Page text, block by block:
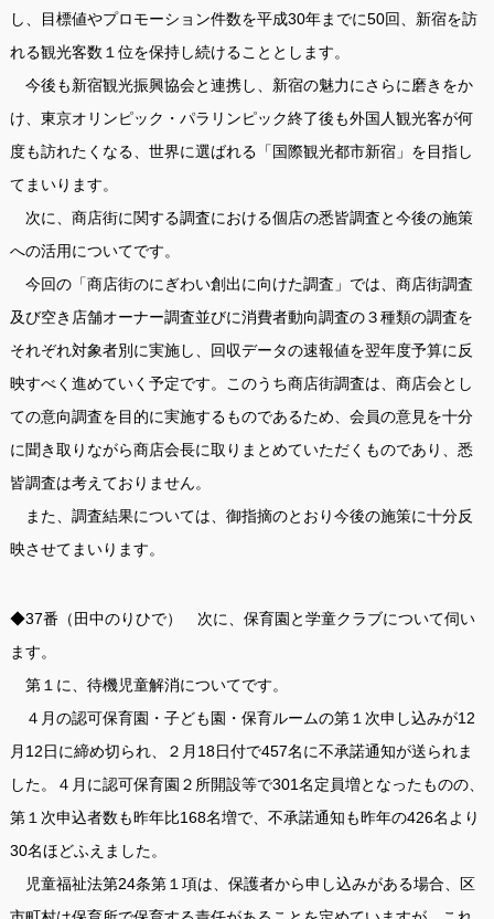
し、目標値やプロモーション件数を平成30年までに50回、新宿を訪
れる観光客数１位を保持し続けることとします。
今後も新宿観光振興協会と連携し、新宿の魅力にさらに磨きをか
け、東京オリンピック・パラリンピック終了後も外国人観光客が何
度も訪れたくなる、世界に選ばれる「国際観光都市新宿」を目指し
てまいります。
次に、商店街に関する調査における個店の悉皆調査と今後の施策
への活用についてです。
今回の「商店街のにぎわい創出に向けた調査」では、商店街調査
及び空き店舗オーナー調査並びに消費者動向調査の３種類の調査を
それぞれ対象者別に実施し、回収データの速報値を翌年度予算に反
映すべく進めていく予定です。このうち商店街調査は、商店会とし
ての意向調査を目的に実施するものであるため、会員の意見を十分
に聞き取りながら商店会長に取りまとめていただくものであり、悉
皆調査は考えておりません。
また、調査結果については、御指摘のとおり今後の施策に十分反
映させてまいります。
◆37番（田中のりひで） 次に、保育園と学童クラブについて伺い
ます。
第１に、待機児童解消についてです。
４月の認可保育園・子ども園・保育ルームの第１次申し込みが12
月12日に締め切られ、２月18日付で457名に不承諾通知が送られま
した。４月に認可保育園２所開設等で301名定員増となったものの、
第１次申込者数も昨年比168名増で、不承諾通知も昨年の426名より
30名ほどふえました。
児童福祉法第24条第１項は、保護者から申し込みがある場合、区